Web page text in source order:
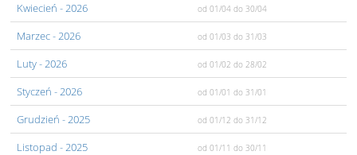
Kwiecień - 2026 od 01/04 do 30/04
Marzec- 2026 od 01/03 do 31/03
Luty- 2026 od 01/02 do 28/02
Styczeń - 2026 od 01/01 do 31/01
Grudzień - 2025 od 01/12 do 31/12
Listopad - 2025 od 01/11 do 30/11